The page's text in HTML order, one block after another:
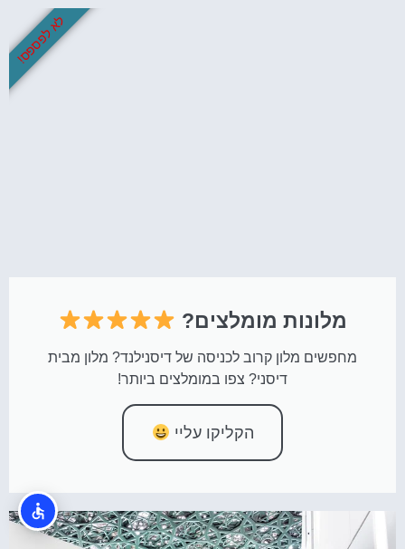
מלונות מומלצים?
מחפשים מלון קרוב לכניסה של דיסנילנד? מלון מבית
דיסני? צפו במומלצים ביותר!
הקליקו עליי
לא לפספס!